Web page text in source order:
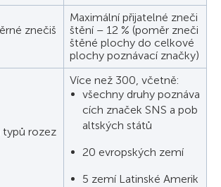
znečiš
Maximální přijatelné zneči
štění – 12 % (poměr zneči
štěné plochy do celkové
plochy poznávací značky)
rozez
Více než 300, včetně:
všechny druhy poznáva
cích značek SNS a pob
altských států
20 evropských zemí
5 zemí Latinské Amerik